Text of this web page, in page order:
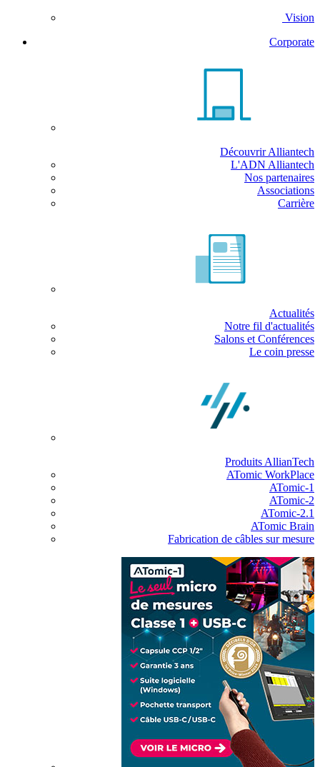
Vision
Corporate
Découvrir Alliantech
L'ADN Alliantech
Nos partenaires
Associations
Carrière
Actualités
Notre fil d'actualités
Salons et Conférences
Le coin presse
Produits AllianTech
ATomic WorkPlace
ATomic-1
ATomic-2
ATomic-2.1
ATomic Brain
Fabrication de câbles sur mesure